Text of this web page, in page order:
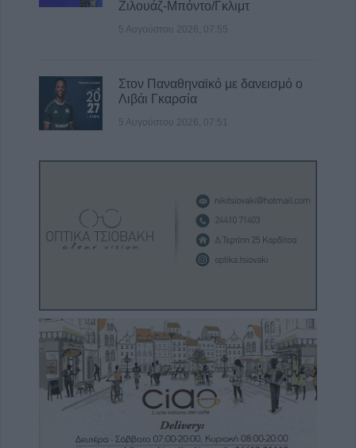
Ζιλουάζ-Μπόντο/Γκλιμτ
5 Αυγούστου 2026, 07:55
Στον Παναθηναϊκό με δανεισμό ο
Λιβάι Γκαρσία
5 Αυγούστου 2026, 07:51